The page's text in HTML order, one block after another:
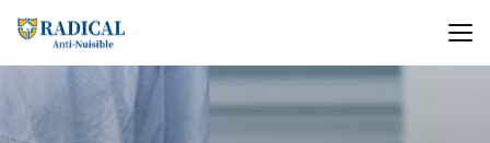
au
contenu
principal